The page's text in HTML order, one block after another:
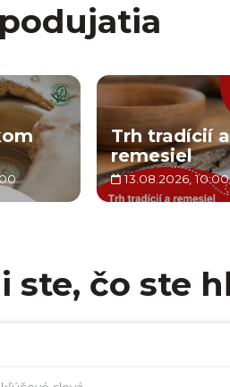
Trh tradícií a
remesiel
13.08.2026, 10:00
ste, čo ste